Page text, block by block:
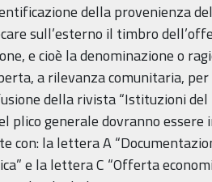
della provenienza
sull’esterno il timbro
e cioè la denominazione o
a rilevanza comunitaria,
della rivista “Istituzioni
plico generale dovranno
con: la lettera A
e la lettera C “Offerta